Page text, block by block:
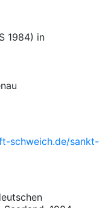
1984) in
schweich.de/sankt-